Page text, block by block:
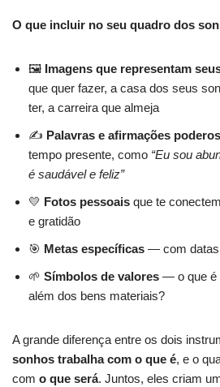
O que incluir no seu quadro dos
🖼️ Imagens que representam
que quer fazer, a casa dos seus
ter, a carreira que almeja
✍️ Palavras e afirmações
tempo presente, como “Eu sou
é saudável e feliz”
💛 Fotos pessoais que te
e gratidão
🎯 Metas específicas — com
🌱 Símbolos de valores — o que é
além dos bens materiais?
A grande diferença entre os dois
sonhos trabalha com o que é, e o
com o que será. Juntos, eles criam